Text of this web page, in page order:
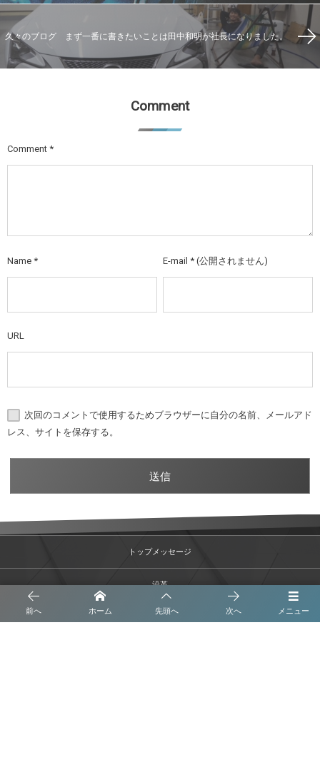
久々のブログ まず一番に書きたいことは田中和明が社長になりました。
Comment
Comment *
Name * E-mail * (公開されません)
URL
次回のコメントで使用するためブラウザーに自分の名前、メールアド
レス、サイトを保存する。
メニュー
前へ ホーム 先頭へ 次へ
トップメッセージ
沿革
事業内容